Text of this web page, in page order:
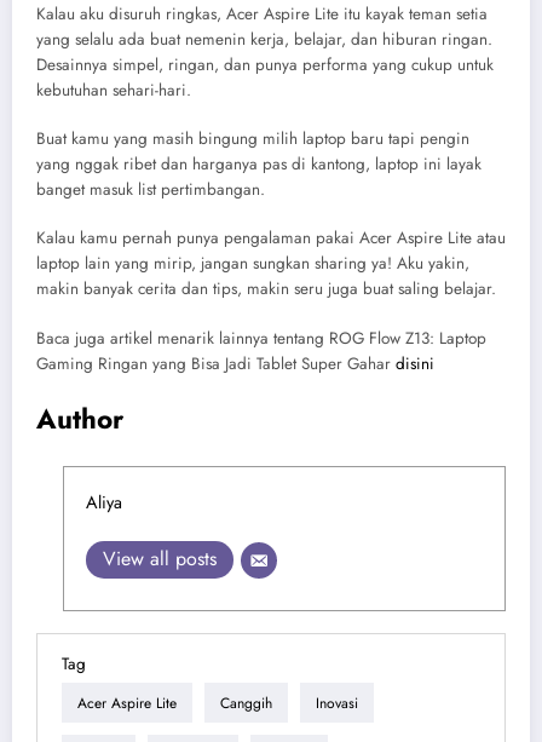
Kalau aku disuruh ringkas, Acer Aspire Lite itu kayak teman setia
yang selalu ada buat nemenin kerja, belajar, dan hiburan ringan.
Desainnya simpel, ringan, dan punya performa yang cukup untuk
kebutuhan sehari-hari.
Buat kamu yang masih bingung milih laptop baru tapi pengin
yang nggak ribet dan harganya pas di kantong, laptop ini layak
banget masuk list pertimbangan.
Kalau kamu pernah punya pengalaman pakai Acer Aspire Lite atau
laptop lain yang mirip, jangan sungkan sharing ya! Aku yakin,
makin banyak cerita dan tips, makin seru juga buat saling belajar.
Baca juga artikel menarik lainnya tentang ROG Flow Z13: Laptop
Gaming Ringan yang Bisa Jadi Tablet Super Gahar disini
Author
Aliya
View all posts
Tag
Acer Aspire Lite Canggih Inovasi